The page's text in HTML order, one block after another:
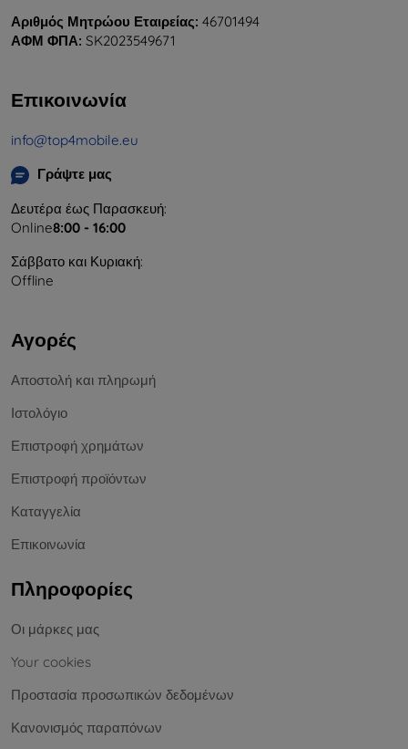
Αριθμός Μητρώου Εταιρείας: 46701494
ΑΦΜ ΦΠΑ: SK2023549671
Επικοινωνία
info@top4mobile.eu
Γράψτε μας
Δευτέρα έως Παρασκευή:
Online8:00 - 16:00
Σάββατο και Κυριακή:
Offline
Αγορές
Αποστολή και πληρωμή
Ιστολόγιο
Επιστροφή χρημάτων
Επιστροφή προϊόντων
Καταγγελία
Επικοινωνία
Πληροφορίες
Οι μάρκες μας
Your cookies
Προστασία προσωπικών δεδομένων
Κανονισμός παραπόνων